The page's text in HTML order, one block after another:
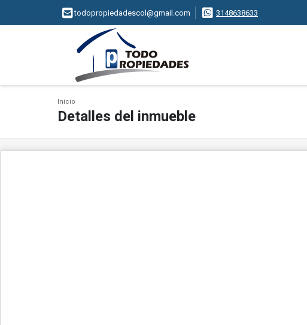
todopropiedadescol@gmail.com 3148638633
Inicio
Detalles del inmueble